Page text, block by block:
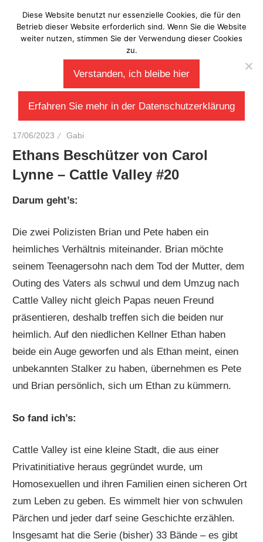
Inhalt
springen
Laberladen
17/06/2023 Gabi
Ethans Beschützer von Carol
Lynne – Cattle Valley #20
Darum geht’s:
Die zwei Polizisten Brian und Pete haben ein
heimliches Verhältnis miteinander. Brian möchte
seinem Teenagersohn nach dem Tod der Mutter, dem
Outing des Vaters als schwul und dem Umzug nach
Cattle Valley nicht gleich Papas neuen Freund
präsentieren, deshalb treffen sich die beiden nur
heimlich. Auf den niedlichen Kellner Ethan haben
beide ein Auge geworfen und als Ethan meint, einen
unbekannten Stalker zu haben, übernehmen es Pete
und Brian persönlich, sich um Ethan zu kümmern.
So fand ich’s:
Cattle Valley ist eine kleine Stadt, die aus einer
Privatinitiative heraus gegründet wurde, um
Homosexuellen und ihren Familien einen sicheren Ort
zum Leben zu geben. Es wimmelt hier von schwulen
Pärchen und jeder darf seine Geschichte erzählen.
Insgesamt hat die Serie (bisher) 33 Bände – es gibt
Diese Website benutzt nur essenzielle Cookies, die für den
Betrieb dieser Website erforderlich sind. Wenn Sie die Website
weiter nutzen, stimmen Sie der Verwendung dieser Cookies
zu.
Verstanden, ich bleibe hier
Erfahren Sie mehr in der Datenschutzerklärung